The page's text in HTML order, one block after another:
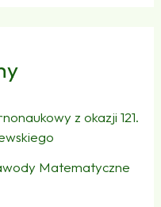
z okazji 121.
Matematyczne